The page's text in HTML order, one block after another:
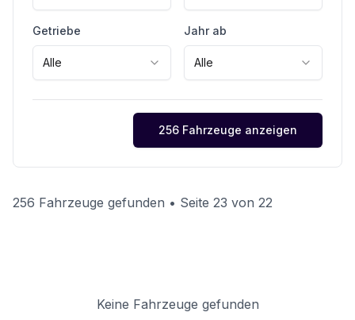
Getriebe
Alle
Jahr ab
Alle
256 Fahrzeuge anzeigen
256 Fahrzeuge gefunden • Seite 23 von 22
Keine Fahrzeuge gefunden